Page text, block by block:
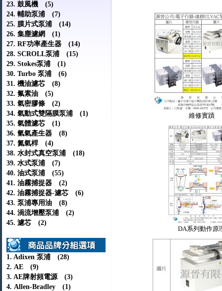
23. 鼓風機 (5)
24. 輔助泵浦 (7)
25. 膜片式泵浦 (14)
26. 集塵濾網 (1)
27. RF功率產生器 (14)
28. SCROLL泵浦 (15)
29. Stokes泵浦 (1)
30. Turbo 泵浦 (6)
31. 機油濾芯 (8)
32. 氟素油 (5)
33. 氣密膠條 (2)
34. 氣動式雙隔膜泵浦 (1)
35. 氣體濾芯 (1)
36. 氫氣產生器 (8)
37. 氮氣桿 (4)
38. 水封式真空泵浦 (18)
39. 水式泵浦 (7)
40. 油式泵浦 (55)
41. 油霧捕捉器 (2)
42. 油霧捕捉器-濾芯 (6)
43. 泵浦專用油 (8)
44. 渦流增壓泵浦 (2)
45. 濾芯 (2)
1. Adixen 泵浦 (28)
2. AE (9)
3. AE牌射頻電源 (3)
4. Allen-Bradley (1)
維修實蹟
DA系列動作原